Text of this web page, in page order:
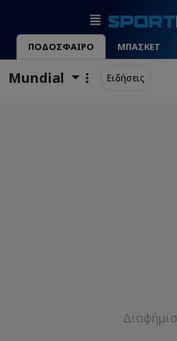
ΠΟΔΟΣΦΑΙΡΟ ΜΠΑΣΚΕΤ
Mundial Ειδήσεις